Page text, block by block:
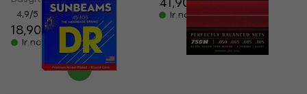
4,9/5
18,90 €
Ir noliktavā
Ir noliktavā